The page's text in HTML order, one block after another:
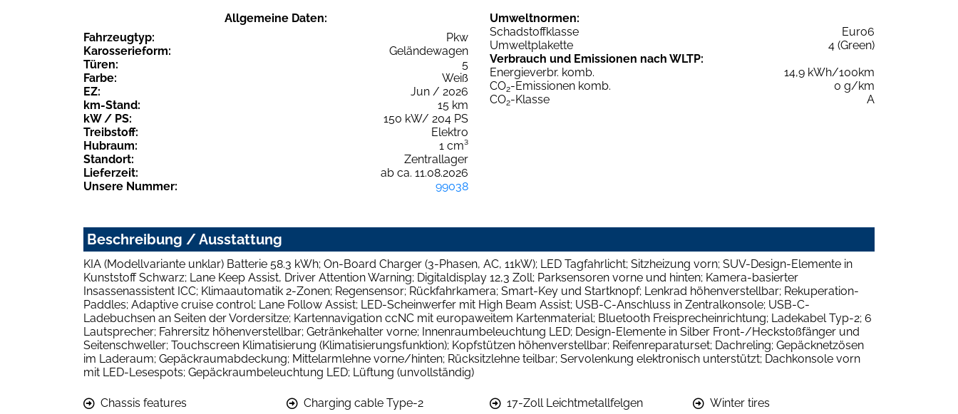
Allgemeine Daten:
Fahrzeugtyp:
Pkw
Karosserieform:
Geländewagen
Türen:
5
Farbe:
Weiß
EZ:
Jun / 2026
km-Stand:
15 km
kW / PS:
150 kW/ 204 PS
Treibstoff:
Elektro
Hubraum:
1 cm³
Standort:
Zentrallager
Lieferzeit:
ab ca. 11.08.2026
Unsere Nummer:
99038
Umweltnormen:
Schadstoffklasse
Euro6
Umweltplakette
4 (Green)
Verbrauch und Emissionen nach WLTP:
Energieverbr. komb.
14,9 kWh/100km
CO2-Emissionen komb.
0 g/km
CO2-Klasse A
Beschreibung / Ausstattung
KIA (Modellvariante unklar) Batterie 58.3 kWh; On-Board Charger (3-Phasen, AC, 11kW); LED Tagfahrlicht; Sitzheizung vorn; SUV-Design-Elemente in
Kunststoff Schwarz; Lane Keep Assist, Driver Attention Warning; Digitaldisplay 12,3 Zoll; Parksensoren vorne und hinten; Kamera-basierter
Insassenassistent ICC; Klimaautomatik 2-Zonen; Regensensor; Rückfahrkamera; Smart-Key und Startknopf; Lenkrad höhenverstellbar; Rekuperation-
Paddles; Adaptive cruise control; Lane Follow Assist; LED-Scheinwerfer mit High Beam Assist; USB-C-Anschluss in Zentralkonsole; USB-C-
Ladebuchsen an Seiten der Vordersitze; Kartennavigation ccNC mit europaweitem Kartenmaterial; Bluetooth Freisprecheinrichtung; Ladekabel Typ-2; 6
Lautsprecher; Fahrersitz höhenverstellbar; Getränkehalter vorne; Innenraumbeleuchtung LED; Design-Elemente in Silber Front-/Heckstoßfänger und
Seitenschweller; Touchscreen Klimatisierung (Klimatisierungsfunktion); Kopfstützen höhenverstellbar; Reifenreparaturset; Dachreling; Gepäcknetzösen
im Laderaum; Gepäckraumabdeckung; Mittelarmlehne vorne/hinten; Rücksitzlehne teilbar; Servolenkung elektronisch unterstützt; Dachkonsole vorn
mit LED-Lesespots; Gepäckraumbeleuchtung LED; Lüftung (unvollständig)
Chassis features Charging cable Type-2 17-Zoll Leichtmetallfelgen
Winter tires